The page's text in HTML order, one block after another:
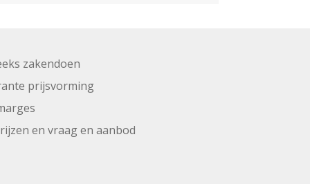
zakendoen
prijsvorming
en vraag en aanbod